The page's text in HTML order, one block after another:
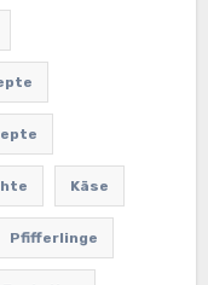
Käse
Pfifferlinge